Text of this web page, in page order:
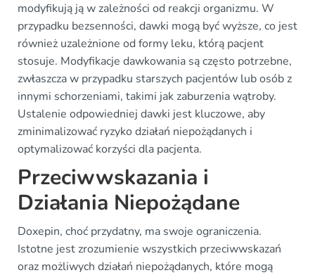
modyfikują ją w zależności od reakcji organizmu. W
przypadku bezsenności, dawki mogą być wyższe, co jest
również uzależnione od formy leku, którą pacjent
stosuje. Modyfikacje dawkowania są często potrzebne,
zwłaszcza w przypadku starszych pacjentów lub osób z
innymi schorzeniami, takimi jak zaburzenia wątroby.
Ustalenie odpowiedniej dawki jest kluczowe, aby
zminimalizować ryzyko działań niepożądanych i
optymalizować korzyści dla pacjenta.
Przeciwwskazania i
Działania Niepożądane
Doxepin, choć przydatny, ma swoje ograniczenia.
Istotne jest zrozumienie wszystkich przeciwwskazań
oraz możliwych działań niepożądanych, które mogą